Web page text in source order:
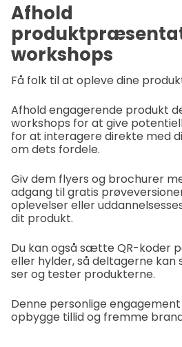
Afhold
workshops
Få folk til at opleve dine
Afhold engagerende produkt
workshops for at give
for at interagere direkte med
om dets fordele.
Giv dem flyers og brochurer
adgang til gratis
oplevelser eller
dit produkt.
Du kan også sætte QR-koder
eller hylder, så deltagerne kan
ser og tester produkterne.
Denne personlige
opbygge tillid og fremme